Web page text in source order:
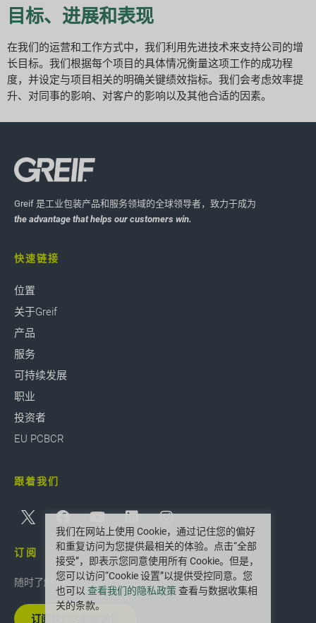
目标、进展和表现
在我们的运营和工作方式中，我们利用先进技术来支持公司的增
长目标。我们根据每个项目的具体情况衡量这项工作的成功程
度，并设定与项目相关的明确关键绩效指标。我们会考虑效率提
升、对同事的影响、对客户的影响以及其他合适的因素。
Greif 是工业包装产品和服务领域的全球领导者，致力于成为
the advantage that helps our customers win.
快速链接
位置
关于Greif
产品
服务
可持续发展
职业
投资者
EU PCBCR
跟着我们
订阅
随时了解 Greif 的最新创新和新闻。
订阅我们的新闻通讯
我们在网站上使用 Cookie，通过记住您的偏好
和重复访问为您提供最相关的体验。点击“全部
接受”，即表示您同意使用所有 Cookie。但是，
您可以访问“Cookie 设置”以提供受控同意。您
也可以 查看我们的隐私政策查看与数据收集相
关的条款。